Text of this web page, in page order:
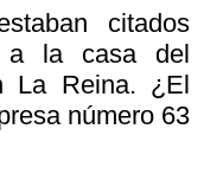
citados
a la casa del
La Reina. ¿El
número 63